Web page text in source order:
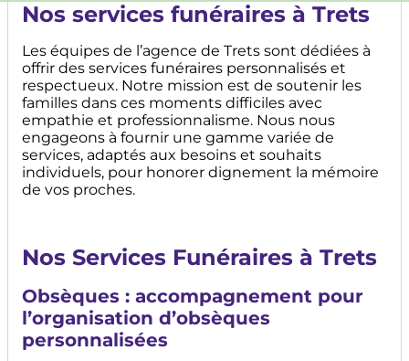
Nos services funéraires à Trets
Les équipes de l’agence de Trets sont dédiées à
offrir des services funéraires personnalisés et
respectueux. Notre mission est de soutenir les
familles dans ces moments difficiles avec
empathie et professionnalisme. Nous nous
engageons à fournir une gamme variée de
services, adaptés aux besoins et souhaits
individuels, pour honorer dignement la mémoire
de vos proches.
Nos Services Funéraires à Trets
Obsèques : accompagnement pour
l’organisation d’obsèques
personnalisées